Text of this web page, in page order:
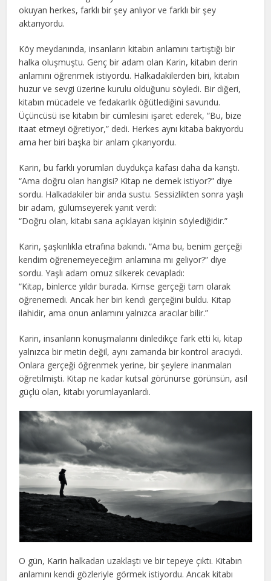
okuyan herkes, farklı bir şey anlıyor ve farklı bir şey
aktarıyordu.
Köy meydanında, insanların kitabın anlamını tartıştığı bir
halka oluşmuştu. Genç bir adam olan Karin, kitabın derin
anlamını öğrenmek istiyordu. Halkadakilerden biri, kitabın
huzur ve sevgi üzerine kurulu olduğunu söyledi. Bir diğeri,
kitabın mücadele ve fedakarlık öğütlediğini savundu.
Üçüncüsü ise kitabın bir cümlesini işaret ederek, “Bu, bize
itaat etmeyi öğretiyor,” dedi. Herkes aynı kitaba bakıyordu
ama her biri başka bir anlam çıkarıyordu.
Karin, bu farklı yorumları duydukça kafası daha da karıştı.
“Ama doğru olan hangisi? Kitap ne demek istiyor?” diye
sordu. Halkadakiler bir anda sustu. Sessizlikten sonra yaşlı
bir adam, gülümseyerek yanıt verdi:
“Doğru olan, kitabı sana açıklayan kişinin söylediğidir.”
Karin, şaşkınlıkla etrafına bakındı. “Ama bu, benim gerçeği
kendim öğrenemeyeceğim anlamına mı geliyor?” diye
sordu. Yaşlı adam omuz silkerek cevapladı:
“Kitap, binlerce yıldır burada. Kimse gerçeği tam olarak
öğrenemedi. Ancak her biri kendi gerçeğini buldu. Kitap
ilahidir, ama onun anlamını yalnızca aracılar bilir.”
Karin, insanların konuşmalarını dinledikçe fark etti ki, kitap
yalnızca bir metin değil, aynı zamanda bir kontrol aracıydı.
Onlara gerçeği öğrenmek yerine, bir şeylere inanmaları
öğretilmişti. Kitap ne kadar kutsal görünürse görünsün, asıl
güçlü olan, kitabı yorumlayanlardı.
O gün, Karin halkadan uzaklaştı ve bir tepeye çıktı. Kitabın
anlamını kendi gözleriyle görmek istiyordu. Ancak kitabı